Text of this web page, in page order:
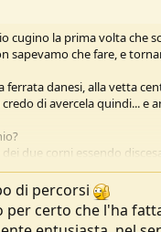
cugino la prima volta che
sapevamo che fare, e
danesi, alla vetta
di avercela quindi... e
due corni essendo
molto più pratico
la prima volta.
di percorsi
per certo che l'ha